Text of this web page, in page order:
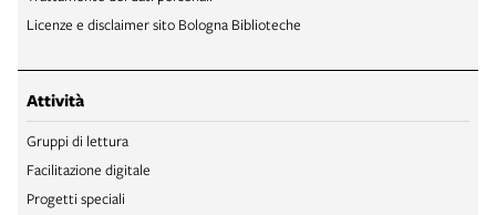
Licenze e disclaimer sito Bologna Biblioteche
Attività
Gruppi di lettura
Facilitazione digitale
Progetti speciali